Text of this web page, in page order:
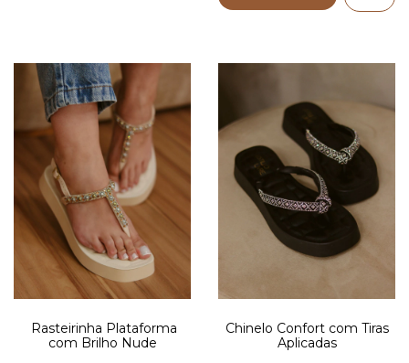
Rasteirinha Plataforma
com Brilho Nude
Chinelo Confort com Tiras
Aplicadas